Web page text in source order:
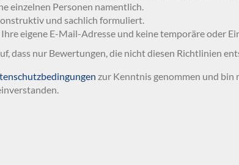
einzelnen Personen namentlich.
und sachlich formuliert.
eigene E-Mail-Adresse und keine temporäre oder
dass nur Bewertungen, die nicht diesen Richtlinien
zur Kenntnis genommen und bin